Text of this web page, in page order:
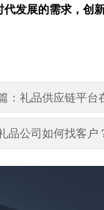
发展的需求，创
：礼品供应链平台
品公司如何找客户